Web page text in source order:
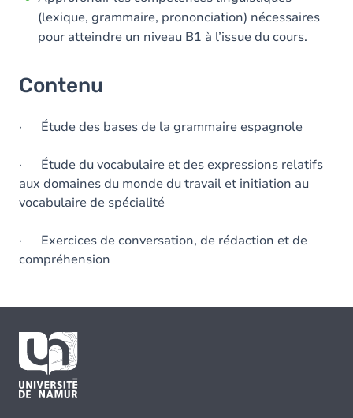
(lexique, grammaire, prononciation) nécessaires
pour atteindre un niveau B1 à l’issue du cours.
Contenu
· Étude des bases de la grammaire espagnole
· Étude du vocabulaire et des expressions relatifs
aux domaines du monde du travail et initiation au
vocabulaire de spécialité
· Exercices de conversation, de rédaction et de
compréhension